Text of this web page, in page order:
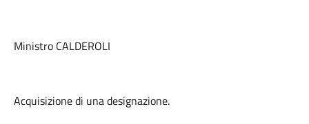
Ministro CALDEROLI
Acquisizione di una designazione.